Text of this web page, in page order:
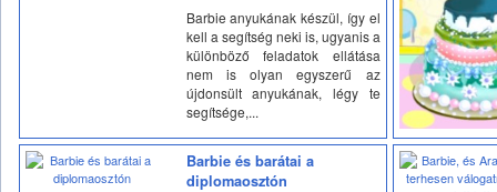
Barbie anyukának készül, így el
kell a segítség neki is, ugyanis a
különböző feladatok ellátása
nem is olyan egyszerű az
újdonsült anyukának, légy te
segítsége,...
Barbie és barátai a
diplomaosztón